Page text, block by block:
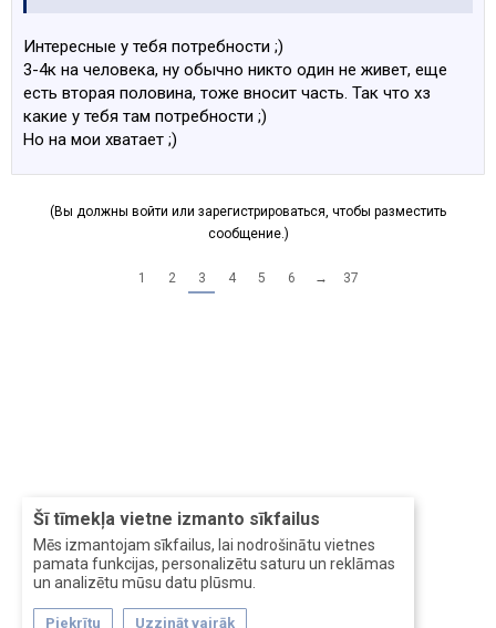
Šī tīmekļa vietne izmanto sīkfailus
Mēs izmantojam sīkfailus, lai nodrošinātu vietnes
pamata funkcijas, personalizētu saturu un reklāmas
un analizētu mūsu datu plūsmu.
Piekrītu Uzzināt vairāk
Интересные у тебя потребности ;)
3-4к на человека, ну обычно никто один не живет, еще
есть вторая половина, тоже вносит часть. Так что хз
какие у тебя там потребности ;)
Но на мои хватает ;)
(Вы должны войти или зарегистрироваться, чтобы разместить
сообщение.)
1 2 3 4 5 6 → 37